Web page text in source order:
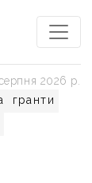
гранти
2026 р.